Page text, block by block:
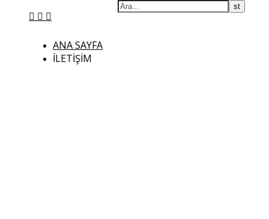
ANA SAYFA
İLETIŞIM